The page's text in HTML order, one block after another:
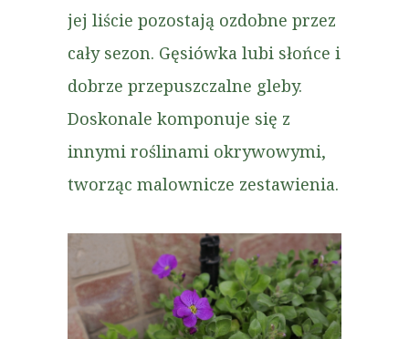
jej liście pozostają ozdobne przez
cały sezon. Gęsiówka lubi słońce i
dobrze przepuszczalne gleby.
Doskonale komponuje się z
innymi roślinami okrywowymi,
tworząc malownicze zestawienia.